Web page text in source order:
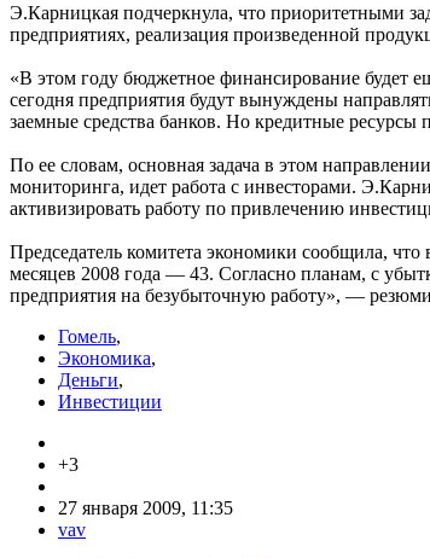
Э.Карницкая подчеркнула, что приоритетными
предприятиях, реализация произведенной
«В этом году бюджетное финансирование будет
сегодня предприятия будут вынуждены
заемные средства банков. Но кредитные
По ее словам, основная задача в этом
мониторинга, идет работа с инвесторами.
активизировать работу по привлечению
Председатель комитета экономики сообщила,
месяцев 2008 года — 43. Согласно планам, с
предприятия на безубыточную работу», —
Гомель,
Экономика,
Деньги,
Инвестиции
+3
27 января 2009, 11:35
vav